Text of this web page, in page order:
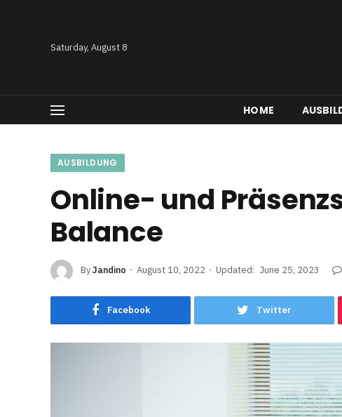
Saturday, August 8
HOME
AUSBILDUNG
Online- und
Balance
ByJandino August 10, 2022 Updated: June 25, 2023
Facebook Twitter